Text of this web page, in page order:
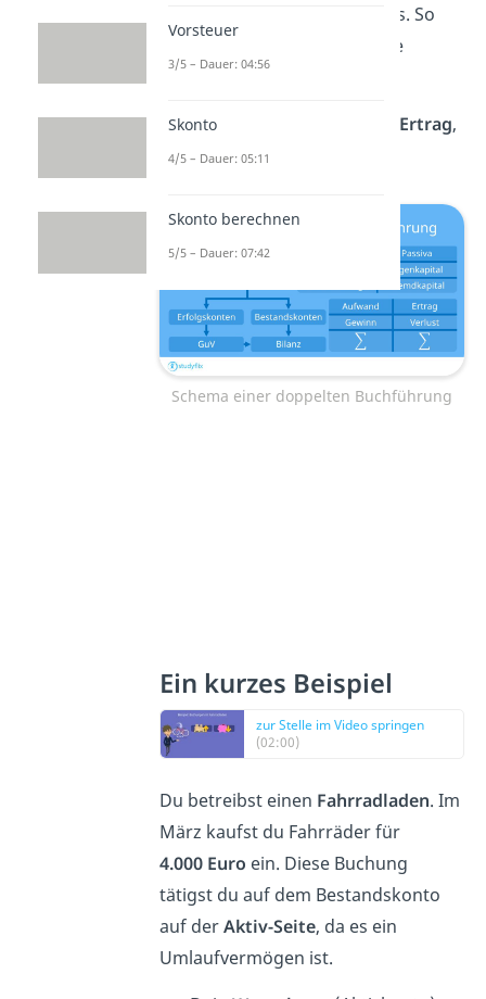
Soll-Seite des Bestandskontos. So
sind die Soll- und Haben-Seite
identisch.
Gut zu wisssen:
Ertrag,
destogrößer
Schema einer doppelten Buchführung
Ein kurzes Beispiel
zur Stelle im Video springen
(02:00)
Du betreibst einen Fahrradladen. Im
März kaufst du Fahrräder für
4.000 Euro ein. Diese Buchung
tätigst du auf dem Bestandskonto
auf derAktiv-Seite, da es ein
Umlaufvermögen ist.
Vorsteuer
3/5 – Dauer: 04:56
Skonto
4/5 – Dauer: 05:11
Skonto berechnen
5/5 – Dauer: 07:42